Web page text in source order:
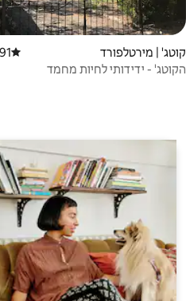
קוטג' | מירטלפורד דירוג
הקוטג' - ידידותי לחיות מחמד